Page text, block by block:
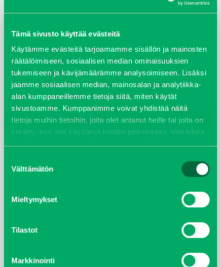
Tämä sivusto käyttää evästeitä
Käytämme evästeitä tarjoamamme sisällön ja mainosten
räätälöimiseen, sosiaalisen median ominaisuuksien
tukemiseen ja kävijämäärämme analysoimiseen. Lisäksi
jaamme sosiaalisen median, mainosalan ja analytiikka-
alan kumppaneillemme tietoja siitä, miten käytät
sivustoamme. Kumppanimme voivat yhdistää näitä
tietoja muihin tietoihin, joita olet antanut heille tai joita on
kerätty, kun olet käyttänyt heidän palvelujaan. Voit lukea
valinta
Välttämätön
Mieltymykset
Tilastot
Markkinointi
elokuu 2024
syyskuu 2023
joulukuu 2022
huhtikuu 2022
helmikuu 2022
joulukuu 2021
lokakuu 2021